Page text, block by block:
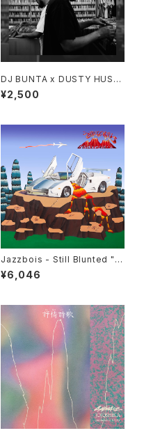
DJ BUNTA x DUSTY HUSK
Y - 47 CAMPiN DIGGiN "C
D"
¥2,500
Jazzbois - Still Blunted "L
P"
¥6,046